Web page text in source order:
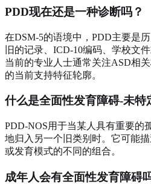
PDD现在还是一种诊断吗？
在DSM-5的语境中，PDD主要是
旧的记录、ICD-10编码、学校文
当前的专业人士通常关注ASD相
的当前支持特征轮廓。
什么是全面性发育障碍-未特
PDD-NOS用于当某人具有重要的
地归入另一个旧类别时。它可能
或发育模式的不同的组合。
成年人会有全面性发育障碍